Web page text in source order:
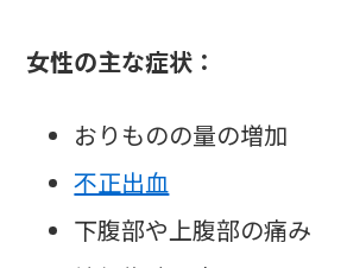
女性の主な症状：
おりものの量の増加
不正出血
下腹部や上腹部の痛み